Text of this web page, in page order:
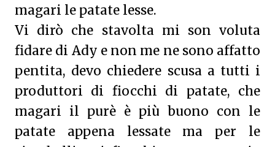
magari le patate lesse.
Vi dirò che stavolta mi son voluta
fidare di Ady e non me ne sono affatto
pentita, devo chiedere scusa a tutti i
produttori di fiocchi di patate, che
magari il purè è più buono con le
patate appena lessate ma per le